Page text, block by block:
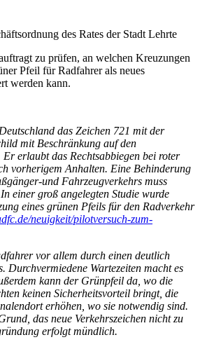
des Rates der Stadt Lehrte
zu prüfen, an welchen Kreuzungen
Pfeil für Radfahrer als neues
werden kann.
das Zeichen 721 mit der
mit Beschränkung auf den
erlaubt das Rechtsabbiegen bei roter
vorherigem Anhalten. Eine Behinderung
und Fahrzeugverkehrs muss
einer groß angelegten Studie wurde
eines grünen Pfeils für den Radverkehr
neuigkeit/pilotversuch-zum-
vor allem durch einen deutlich
Durchvermiedene Wartezeiten macht es
kann der Grünpfeil da, wo die
keinen Sicherheitsvorteil bringt, die
erhöhen, wo sie notwendig sind.
das neue Verkehrszeichen nicht zu
erfolgt mündlich.